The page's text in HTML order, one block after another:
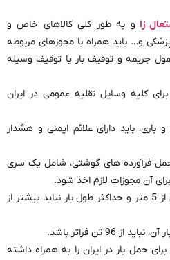
زا و به طور کلی کالاهای خاص و
و… باید همراه با مجوزهای مربوطه
جریمه و توقیف بار یا توقیف وسیله
کلیه وسایل نقلیه عمومی در ایران
باید دارای علائم ایمنی و هشدار
فرآورده های گوشتی، شامل یک سری
آن مجوزات لازم اخذ شود.
حداکثر عرض بار نباید بیش از 5 متر و حداکثر طول بار نباید بیشتر از
96 تن فراتر باشد.
برای حمل بار در ایران را به همراه داشته